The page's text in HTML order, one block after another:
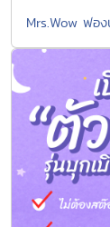
Mrs.Wow ฟอ